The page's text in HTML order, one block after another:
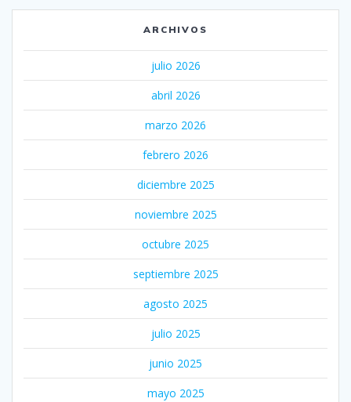
ARCHIVOS
julio 2026
abril 2026
marzo 2026
febrero 2026
diciembre 2025
noviembre 2025
octubre 2025
septiembre 2025
agosto 2025
julio 2025
junio 2025
mayo 2025